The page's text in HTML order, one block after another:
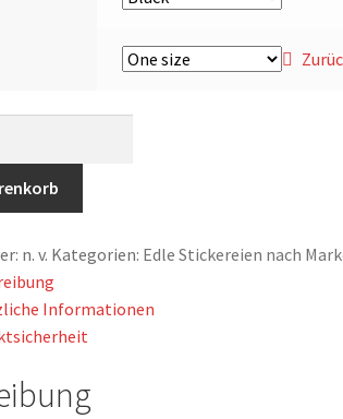
n. v. Kategorien: Edle Stickereien nach
Informationen